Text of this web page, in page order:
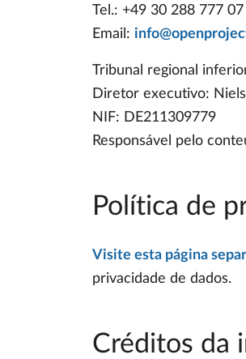
Tel.: +49 30 288 777 07
Email:
Tribunal regional
Diretor executivo:
NIF: DE211309779
Responsável pelo
Política de
Visite esta página
privacidade de dados.
Créditos da